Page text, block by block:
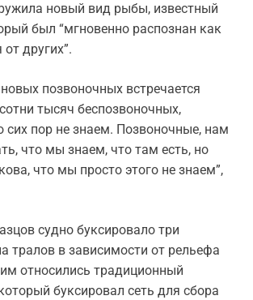
новый вид рыбы, известный
был “мгновенно распознан как
других”.
позвоночных встречается
тысяч беспозвоночных,
пор не знаем. Позвоночные, нам
что мы знаем, что там есть, но
что мы просто этого не знаем”,
судно буксировало три
тралов в зависимости от рельефа
относились традиционный
буксировал сеть для сбора